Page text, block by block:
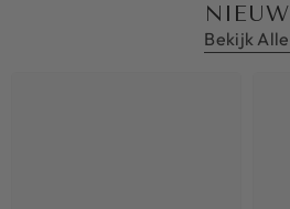
NIEUW
Bekijk Alle